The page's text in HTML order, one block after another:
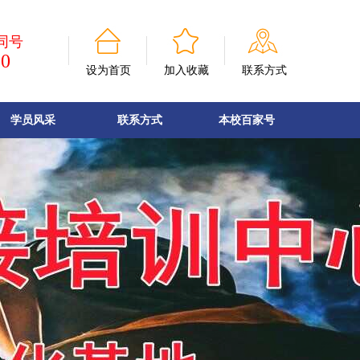
号
设为首页 加入收藏 联系方式
学员风采 联系方式 本校百家号